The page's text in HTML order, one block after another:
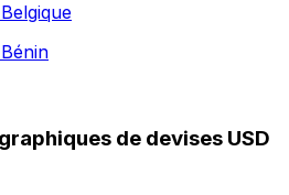
Belgique
Bénin
de devises USD